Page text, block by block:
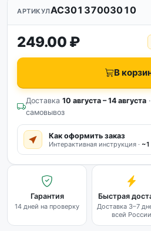
АРТИКУЛAC30137003010
249.00 ₽
В
Доставка 10 августа – 14 августа
самовывоз
Как оформить заказ
Интерактивная инструкция ·
Гарантия
14 дней на проверку
Быстрая
Доставка 3–7
всей России